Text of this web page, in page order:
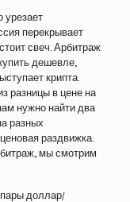
урезает
перекрывает
свеч. Арбитраж
дешевле,
крипта.
разницы в цене на
нужно найти два
разных
раздвижка.
мы смотрим
пары доллар/